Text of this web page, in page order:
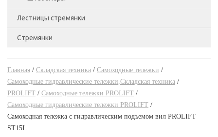
С удлиненными вилами,Складская техника
Стандартные роклы,Складская техника
Тележки с весами,Складская техника
Бочкокантователи,Складская техника
Ручные гидравлические штабелеры
техника
Самоходные штабелеры,Складская техника
Лестницы стремянки
Лестницы двухсекционные
Трансформеры
Стремянки
Стремянки стальные
Главная / Складская техника / Самоходные тележки /
Самоходные гидравлические тележки,Складская техника /
PROLIFT / Самоходные тележки PROLIFT /
Самоходные гидравлические тележки PROLIFT /
Самоходная тележка с гидравлическим подъемом вил PROLIFT
ST15L